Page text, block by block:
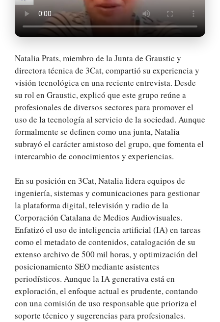
Natalia Prats, miembro de la Junta de Graustic y
directora técnica de 3Cat, compartió su experiencia y
visión tecnológica en una reciente entrevista. Desde
su rol en Graustic, explicó que este grupo reúne a
profesionales de diversos sectores para promover el
uso de la tecnología al servicio de la sociedad. Aunque
formalmente se definen como una junta, Natalia
subrayó el carácter amistoso del grupo, que fomenta el
intercambio de conocimientos y experiencias.
En su posición en 3Cat, Natalia lidera equipos de
ingeniería, sistemas y comunicaciones para gestionar
la plataforma digital, televisión y radio de la
Corporación Catalana de Medios Audiovisuales.
Enfatizó el uso de inteligencia artificial (IA) en tareas
como el metadato de contenidos, catalogación de su
extenso archivo de 500 mil horas, y optimización del
posicionamiento SEO mediante asistentes
periodísticos. Aunque la IA generativa está en
exploración, el enfoque actual es prudente, contando
con una comisión de uso responsable que prioriza el
soporte técnico y sugerencias para profesionales.